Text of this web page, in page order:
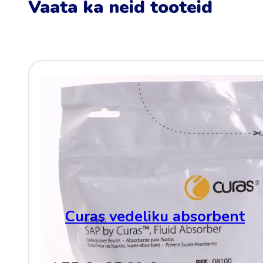
Vaata ka neid tooteid
Curas vedeliku absorbent